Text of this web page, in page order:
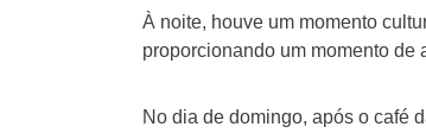
À noite, houve um momento
proporcionando um momento de
No dia de domingo, após o café